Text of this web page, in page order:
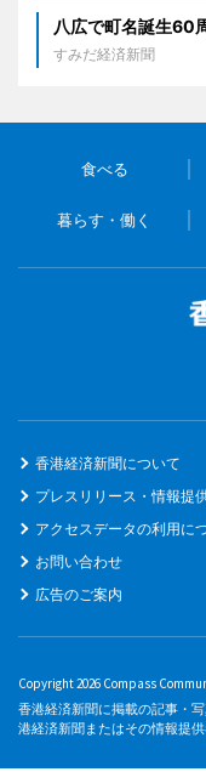
八広で町名誕生60
すみだ経済新聞
食べる
暮らす・働く
香港経済新聞について
プレスリリース・情報提
アクセスデータの利用に
お問い合わせ
広告のご案内
Copyright 2026 Compass
香港経済新聞に掲載の記事・
港経済新聞またはその情報提供